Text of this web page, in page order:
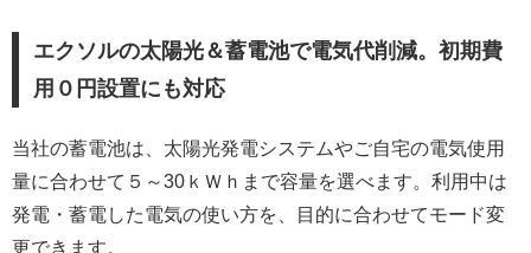
エクソルの太陽光＆蓄電池で電気代削減。初期費
用０円設置にも対応
当社の蓄電池は、太陽光発電システムやご自宅の電気使用
量に合わせて５～30 ｋＷｈまで容量を選べます。利用中は
発電・蓄電した電気の使い方を、目的に合わせてモード変
更できます。